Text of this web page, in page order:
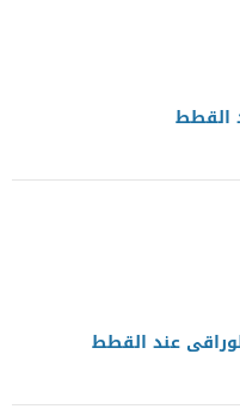
القطط
عند القطط